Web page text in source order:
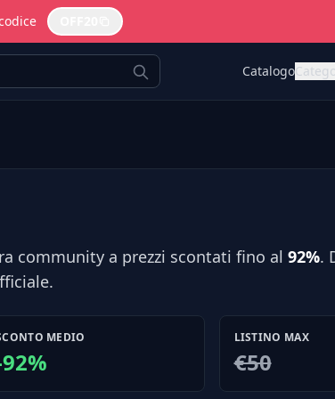
Catalogo
community a prezzi scontati fino al 92%.
MEDIO LISTINO MAX
€50